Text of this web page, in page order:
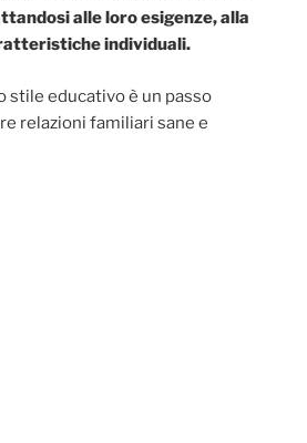
alle loro esigenze, alla
individuali.
stile educativo è un passo
relazioni familiari sane e